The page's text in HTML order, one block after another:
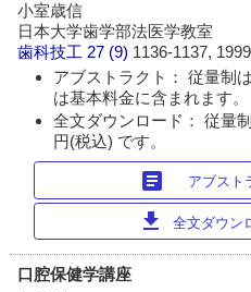
小室歳信
日本大学歯学部法医学教室
歯科技工 27 (9) 1136-1137,
アブストラクト： 従量制
は基本料金に含まれます。
全文ダウンロード： 従量
円(税込) です。
article アブスト
download 全文ダウン
口腔保健学講座